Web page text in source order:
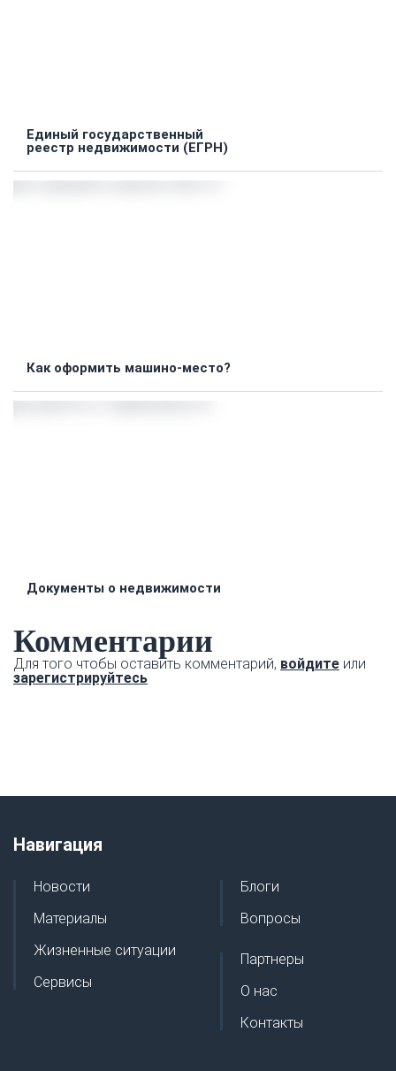
Единый государственный
реестр недвижимости (ЕГРН)
Как оформить машино-место?
Документы о недвижимости
Комментарии
Для того чтобы оставить комментарий, войдите или
зарегистрируйтесь
Навигация
Новости
Материалы
Жизненные ситуации
Сервисы
Блоги
Вопросы
Партнеры
О нас
Контакты